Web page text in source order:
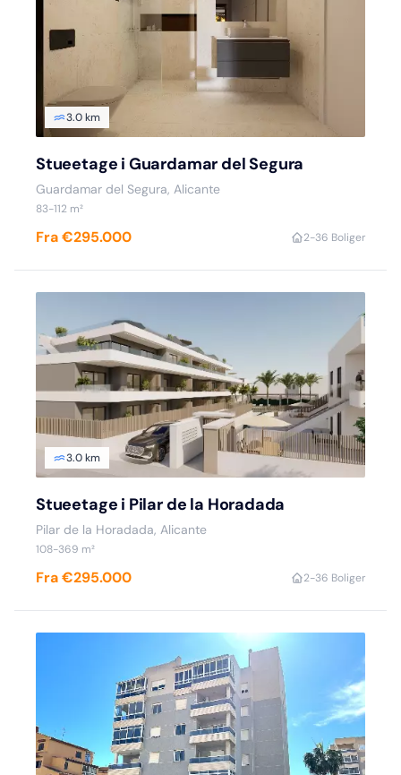
3.0 km
Stueetage i Guardamar del Segura
Guardamar del Segura, Alicante
83-112 m²
Fra €295.000 2-36 Boliger
3.0 km
Stueetage i Pilar de la Horadada
Pilar de la Horadada, Alicante
108-369 m²
Fra €295.000 2-36 Boliger